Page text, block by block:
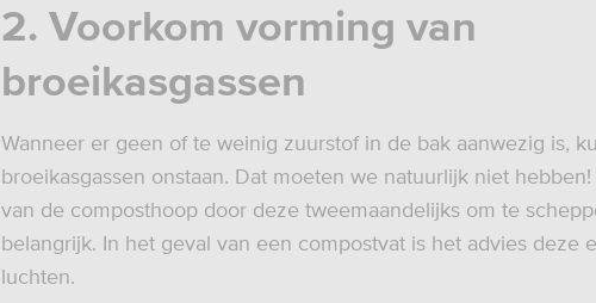
2. Voorkom vorming van
broeikasgassen
Wanneer er geen of te weinig zuurstof in de bak aanwezig is,
broeikasgassen onstaan. Dat moeten we natuurlijk niet
van de composthoop door deze tweemaandelijks om te
belangrijk. In het geval van een compostvat is het advies deze
luchten.